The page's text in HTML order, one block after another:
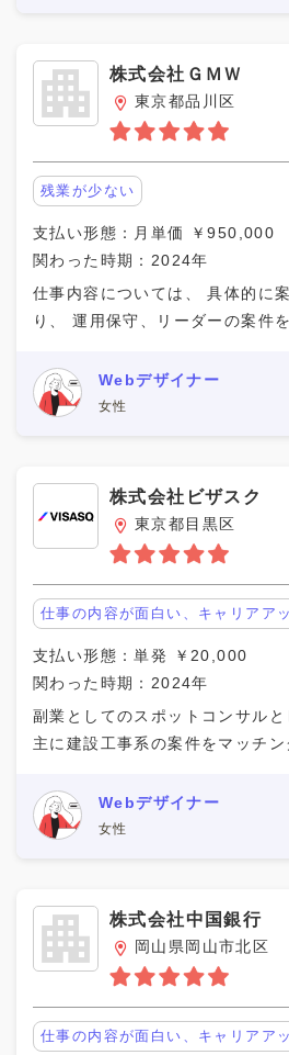
仕事の内容が面白い、キャ
る
一緒に働く現場側の社員に
スピードが早い（何事もす
決めてくれる）
残業が少ない
皆が同じ目線で働ける、外
ない
必要に応じて休みが取れる
単価アップに快く応じてく
株式会社ＧＭＷ
東京都品川区
残業が少ない
支払い形態：月単価 ￥950,000
関わった時期：2024年
仕事内容については、 具体的に
り、 運用保守、リーダーの案件
一緒になることが多く、働きやす
Webデザイナー
女性
株式会社ビザスク
東京都目黒区
仕事の内容が面白い、キャリアア
支払い形態：単発 ￥20,000
関わった時期：2024年
副業としてのスポットコンサルと
主に建設工事系の案件をマッチ
います。複数人で働くものではな
Webデザイナー
女性
株式会社中国銀行
岡山県岡山市北区
仕事の内容が面白い、キャリアア